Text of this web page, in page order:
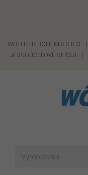
WOEHLER BOHEMIA S.R.O.
JEDNOÚČELOVÉ STROJE